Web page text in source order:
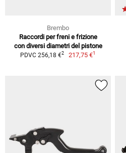
Brembo
Raccordi per freni e frizione
con diversi diametri del pistone
PDVC 256,18 €2 217,75 €1